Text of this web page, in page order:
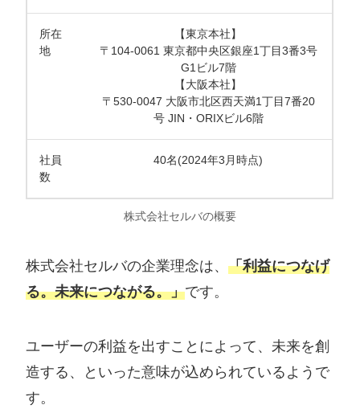
所在
地
【東京本社】
〒104-0061 東京都中央区銀座1丁目3番3号
G1ビル7階
【大阪本社】
〒530-0047 大阪市北区西天満1丁目7番20
号 JIN・ORIXビル6階
社員
数
40名(2024年3月時点)
株式会社セルバの概要
株式会社セルバの企業理念は、「利益につなげ
る。未来につながる。」です。
ユーザーの利益を出すことによって、未来を創
造する、といった意味が込められているようで
す。